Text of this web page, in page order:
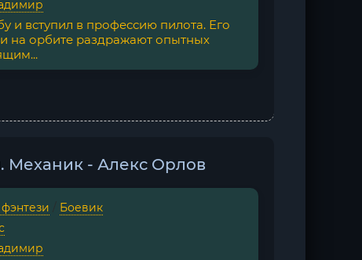
и вступил в профессию пилота. Его
на орбите раздражают опытных
Механик - Алекс Орлов
Боевик